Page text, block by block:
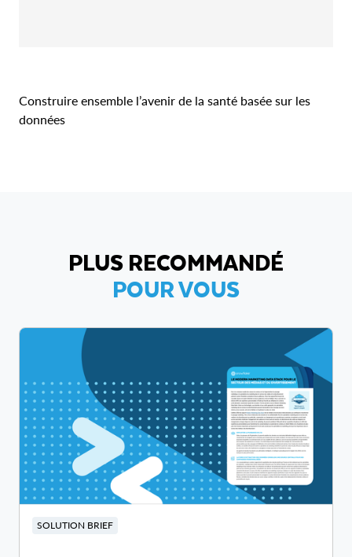
Construire ensemble l’avenir de la santé basée sur les
données
PLUS RECOMMANDÉ
POUR VOUS
SOLUTION BRIEF